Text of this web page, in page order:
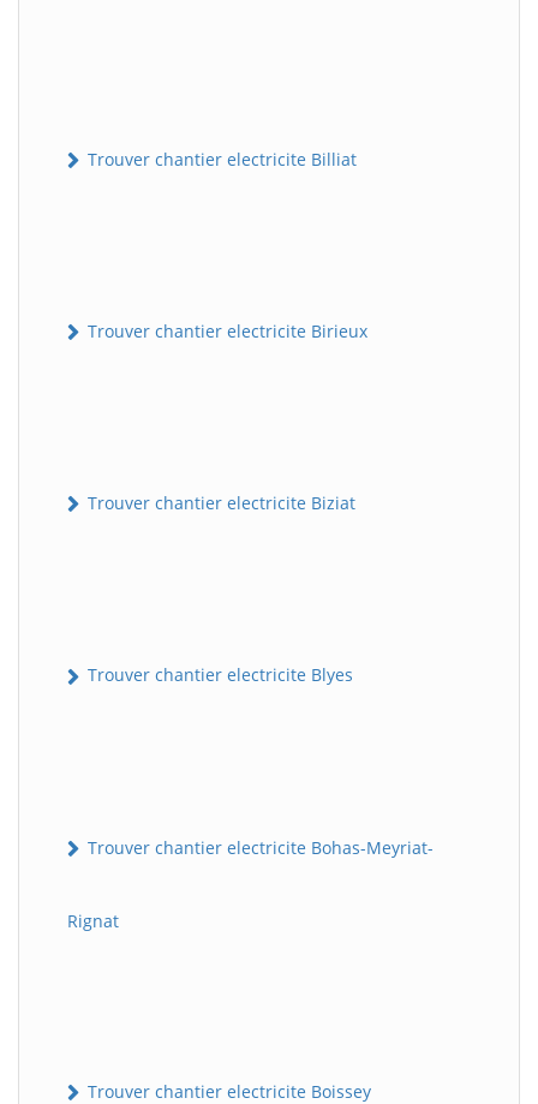
Trouver chantier electricite Billiat
Trouver chantier electricite Birieux
Trouver chantier electricite Biziat
Trouver chantier electricite Blyes
Trouver chantier electricite Bohas-Meyriat-
Rignat
Trouver chantier electricite Boissey